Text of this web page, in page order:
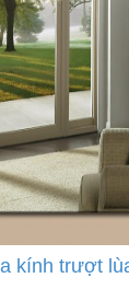
kính trượt